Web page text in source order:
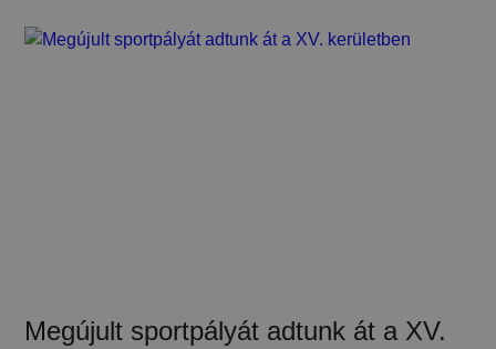
Megújult sportpályát adtunk át a XV.